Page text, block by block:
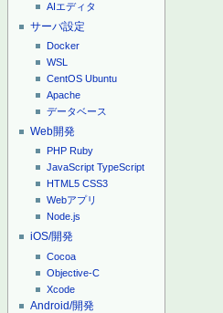
AIエディタ
サーバ設定
Docker
WSL
CentOS Ubuntu
Apache
データベース
Web開発
PHP Ruby
JavaScript TypeScript
HTML5 CSS3
Webアプリ
Node.js
iOS/開発
Cocoa
Objective-C
Xcode
Android/開発